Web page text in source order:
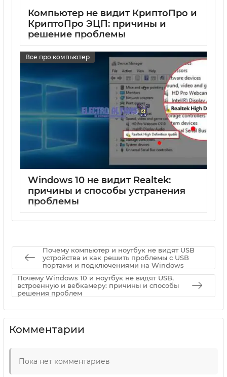
Компьютер не видит КриптоПро и
КриптоПро ЭЦП: причины и
решение проблемы
Все про компьютер
Windows 10 не видит Realtek:
причины и способы устранения
проблемы
Почему компьютер и ноутбук не видят USB
устройства и как решить проблемы с USB
портами и подключениями на Windows
Почему Windows 10 и ноутбук не видят USB,
встроенную и вебкамеру: причины и способы
решения проблем
Комментарии
Пока нет комментариев